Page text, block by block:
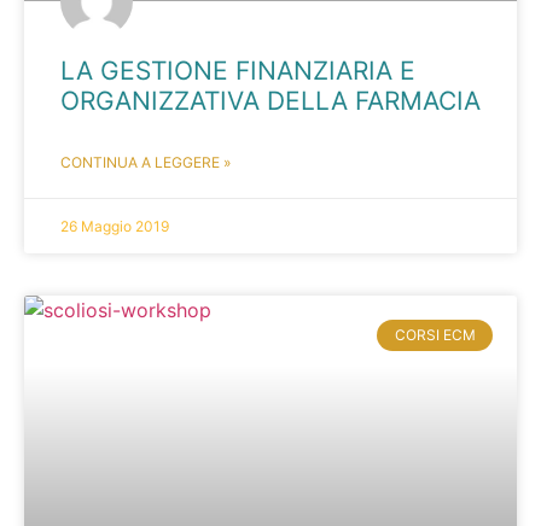
LA GESTIONE FINANZIARIA E
ORGANIZZATIVA DELLA FARMACIA
CONTINUA A LEGGERE »
26 Maggio 2019
CORSI ECM